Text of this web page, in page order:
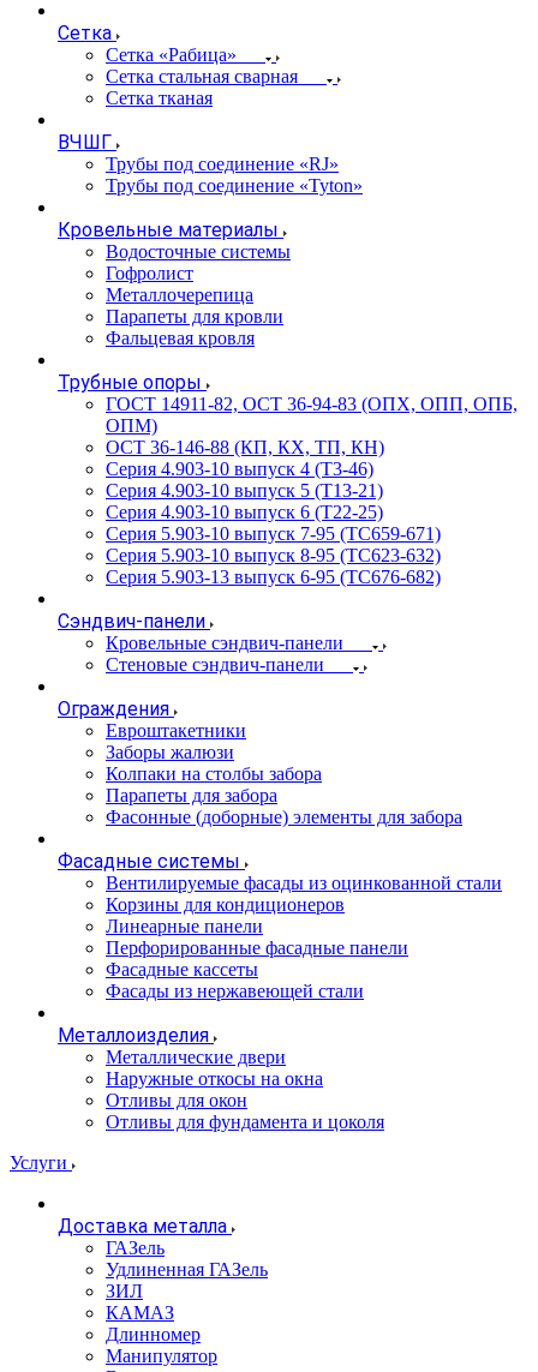
Сетка
Сетка «Рабица»
Сетка стальная сварная
Сетка тканая
ВЧШГ
Трубы под соединение «RJ»
Трубы под соединение «Tyton»
Кровельные материалы
Водосточные системы
Гофролист
Металлочерепица
Парапеты для кровли
Фальцевая кровля
Трубные опоры
ГОСТ 14911-82, ОСТ 36-94-83 (ОПХ, ОПП, ОПБ,
ОПМ)
ОСТ 36-146-88 (КП, КХ, ТП, КН)
Серия 4.903-10 выпуск 4 (Т3-46)
Серия 4.903-10 выпуск 5 (Т13-21)
Серия 4.903-10 выпуск 6 (Т22-25)
Серия 5.903-10 выпуск 7-95 (ТС659-671)
Серия 5.903-10 выпуск 8-95 (ТС623-632)
Серия 5.903-13 выпуск 6-95 (ТС676-682)
Сэндвич-панели
Кровельные сэндвич-панели
Стеновые сэндвич-панели
Ограждения
Евроштакетники
Заборы жалюзи
Колпаки на столбы забора
Парапеты для забора
Фасонные (доборные) элементы для забора
Фасадные системы
Вентилируемые фасады из оцинкованной стали
Корзины для кондиционеров
Линеарные панели
Перфорированные фасадные панели
Фасадные кассеты
Фасады из нержавеющей стали
Металлоизделия
Металлические двери
Наружные откосы на окна
Отливы для окон
Отливы для фундамента и цоколя
Услуги
Доставка металла
ГАЗель
Удлиненная ГАЗель
ЗИЛ
КАМАЗ
Длинномер
Манипулятор